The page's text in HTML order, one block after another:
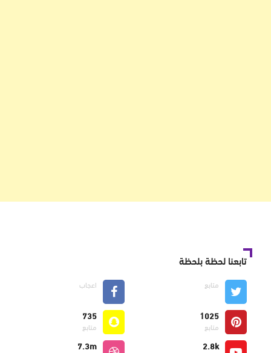
تابعنا لحظة بلحظة
متابع اعجاب
1025
متابع
735
متابع
2.8k
7.3m